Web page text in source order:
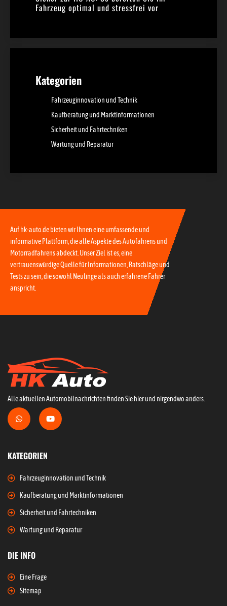
Fahrzeug optimal und stressfrei vor
Kategorien
Fahrzeuginnovation und Technik
Kaufberatung und Marktinformationen
Sicherheit und Fahrtechniken
Wartung und Reparatur
Auf hk-auto.de bieten wir Ihnen eine umfassende und
informative Plattform, die alle Aspekte des Autofahrens und
Motorradfahrens abdeckt. Unser Ziel ist es, eine
vertrauenswürdige Quelle für Informationen, Ratschläge und
Tests zu sein, die sowohl Neulinge als auch erfahrene Fahrer
anspricht.
Alle aktuellen Automobilnachrichten finden Sie hier und nirgendwo anders.
KATEGORIEN
Fahrzeuginnovation und Technik
Kaufberatung und Marktinformationen
Sicherheit und Fahrtechniken
Wartung und Reparatur
DIE INFO
Eine Frage
Sitemap